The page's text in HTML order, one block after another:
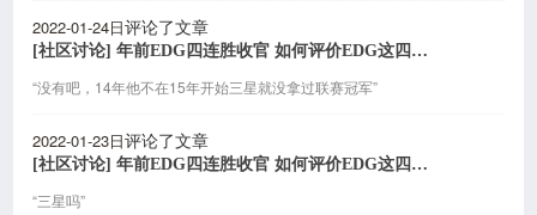
2022-01-24日评论了文章
[社区讨论] 年前EDG四连胜收官 如何评价EDG这四场的发挥？
“没有吧，14年他不在15年开始三星就没拿过联赛冠军”
2022-01-23日评论了文章
[社区讨论] 年前EDG四连胜收官 如何评价EDG这四场的发挥？
“三星吗”